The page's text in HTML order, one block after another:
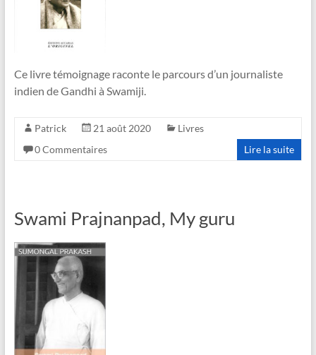
Ce livre témoignage raconte le parcours d’un journaliste
indien de Gandhi à Swamiji.
Patrick 21 août 2020
Livres
0 Commentaires
Lire la suite
Swami Prajnanpad, My guru